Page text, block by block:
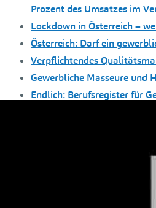
Prozent des Umsatzes im
Lockdown in Österreich –
Österreich: Darf ein
Verpflichtendes
Gewerbliche Masseure und
Endlich: Berufsregister für
Österreich: neue